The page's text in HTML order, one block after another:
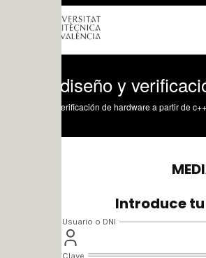
y verificación
de hardware a partir de c++ Gadea